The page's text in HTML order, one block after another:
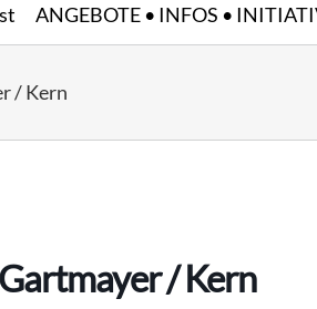
ANGEBOTE • INFOS •
/ Kern
/ Kern